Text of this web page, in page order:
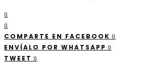
0
0
COMPARTE EN FACEBOOK 0
ENVÍALO POR WHATSAPP 0
TWEET 0